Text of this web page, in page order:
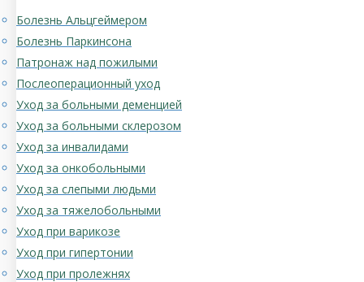
Болезнь Альцгеймером
Болезнь Паркинсона
Патронаж над пожилыми
Послеоперационный уход
Уход за больными деменцией
Уход за больными склерозом
Уход за инвалидами
Уход за онкобольными
Уход за слепыми людьми
Уход за тяжелобольными
Уход при варикозе
Уход при гипертонии
Уход при пролежнях